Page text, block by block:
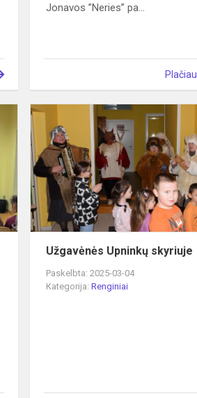
Jonavos ”Neries” pa...
Plačiau
Kaziuko
kermošius
2025
Užgavėnės Upninkų skyriuje
Paskelbta: 2025-03-04
Kategorija:Renginiai